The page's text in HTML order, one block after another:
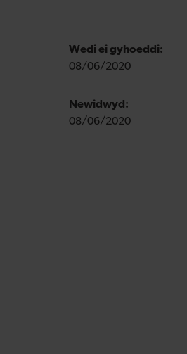
Wedi ei gyhoeddi:
08/06/2020
Newidwyd:
08/06/2020